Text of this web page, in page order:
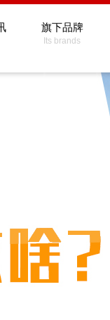
Its brands
旗下品牌